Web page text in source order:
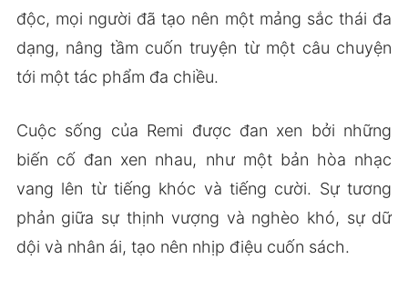
độc, mọi người đã tạo nên một mảng sắc thái đa
dạng, nâng tầm cuốn truyện từ một câu chuyện
tới một tác phẩm đa chiều.
Cuộc sống của Remi được đan xen bởi những
biến cố đan xen nhau, như một bản hòa nhạc
vang lên từ tiếng khóc và tiếng cười. Sự tương
phản giữa sự thịnh vượng và nghèo khó, sự dữ
dội và nhân ái, tạo nên nhịp điệu cuốn sách.